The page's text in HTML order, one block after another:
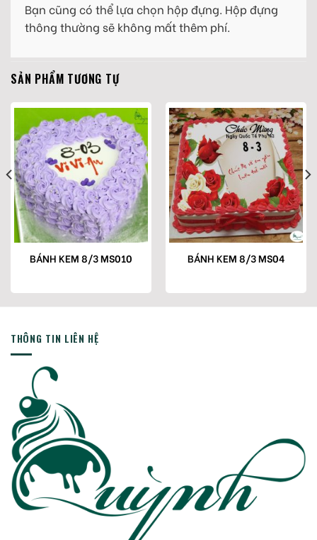
Bạn cũng có thể lựa chọn hộp đựng. Hộp đựng
thông thường sẽ không mất thêm phí.
SẢN PHẨM TƯƠNG TỰ
BÁNH KEM 8/3 MS010 BÁNH KEM 8/3 MS04
THÔNG TIN LIÊN HỆ